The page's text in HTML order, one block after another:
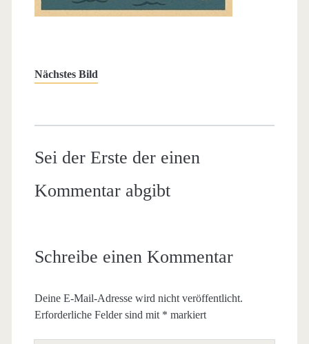
Nächstes Bild
Sei der Erste der einen
Kommentar abgibt
Schreibe einen Kommentar
Deine E-Mail-Adresse wird nicht veröffentlicht.
Erforderliche Felder sind mit * markiert